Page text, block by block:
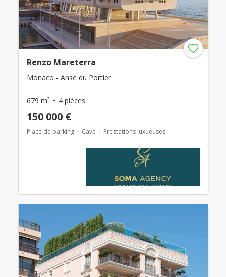
Renzo Mareterra
Monaco - Anse du Portier
679 m² 4 pièces
150 000 €
Place de parking Cave Prestations luxueuses